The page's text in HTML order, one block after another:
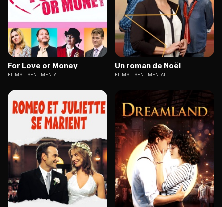
For Love or Money
FILMS SENTIMENTAL
Un roman de Noël
FILMS SENTIMENTAL